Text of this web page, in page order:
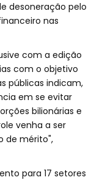
desoneração pelo
nas
com a edição
com o objetivo
públicas indicam,
em se evitar
bilionárias e
venha a ser
de mérito",
para 17 setores